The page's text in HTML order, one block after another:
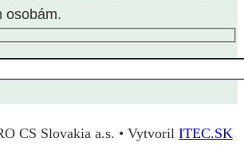
osobám.
CS Slovakia a.s. • Vytvoril ITEC.SK